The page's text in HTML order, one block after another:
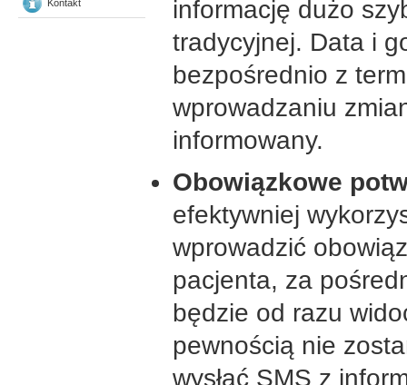
Kontakt
informację dużo
tradycyjnej. Data i
bezpośrednio z
wprowadzaniu
informowany.
Obowiązkowe
efektywniej
wprowadzić
pacjenta, za
będzie od razu
pewnością nie
wysłać SMS z